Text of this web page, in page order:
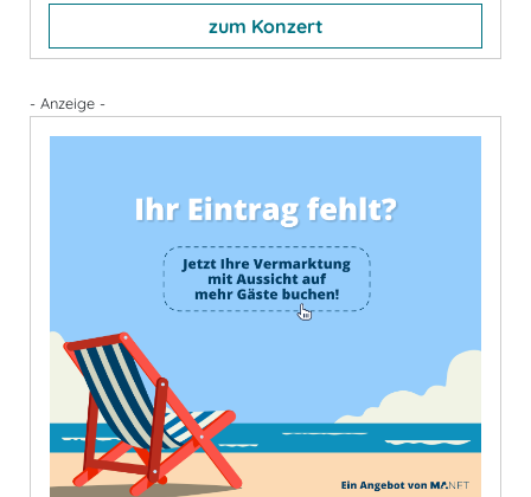
zum Konzert
- Anzeige -